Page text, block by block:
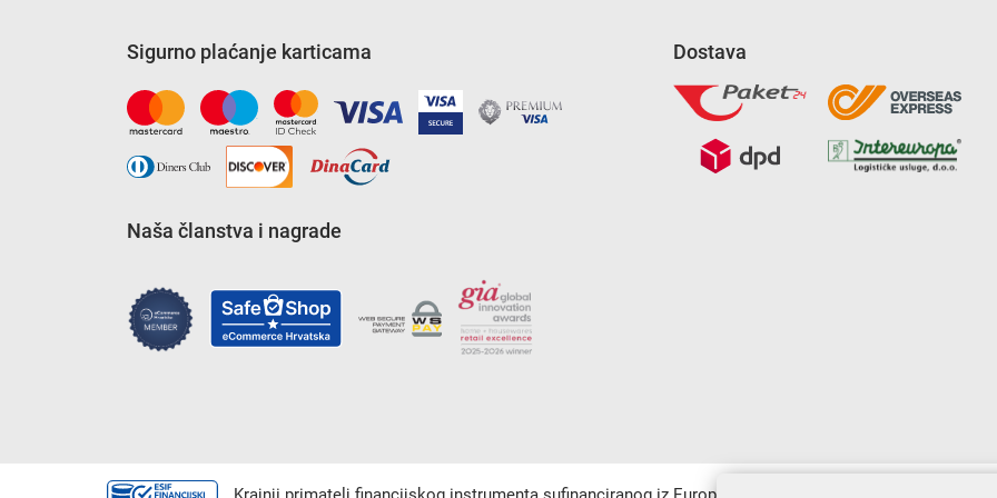
Sigurno plaćanje karticama
Naša članstva i nagrade
Dostava
Krajnji primatelj financijskog instrumenta sufinanciranog iz Europskog fonda za regionalni razvoj u